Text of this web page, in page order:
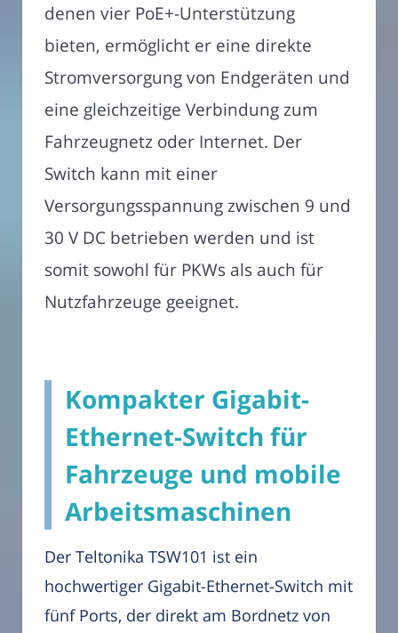
denen vier PoE+-Unterstützung
bieten, ermöglicht er eine direkte
Stromversorgung von Endgeräten und
eine gleichzeitige Verbindung zum
Fahrzeugnetz oder Internet. Der
Switch kann mit einer
Versorgungsspannung zwischen 9 und
30 V DC betrieben werden und ist
somit sowohl für PKWs als auch für
Nutzfahrzeuge geeignet.
Kompakter Gigabit-
Ethernet-Switch für
Fahrzeuge und mobile
Arbeitsmaschinen
Der Teltonika TSW101 ist ein
hochwertiger Gigabit-Ethernet-Switch mit
fünf Ports, der direkt am Bordnetz von